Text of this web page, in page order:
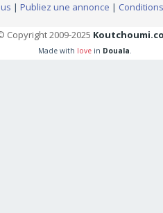
| Publiez une annonce |
Copyright 2009-2025
Made with lovein Douala.